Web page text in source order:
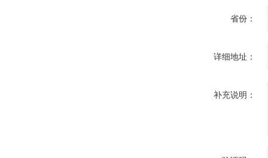
省份：
详细地址：
补充说明：